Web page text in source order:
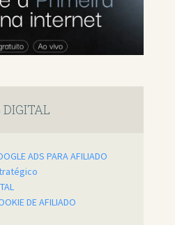
ADS PARA AFILIADO
DE AFILIADO